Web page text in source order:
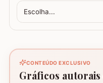
Escolha...
CONTEÚDO EXCLUSIVO
Gráficos